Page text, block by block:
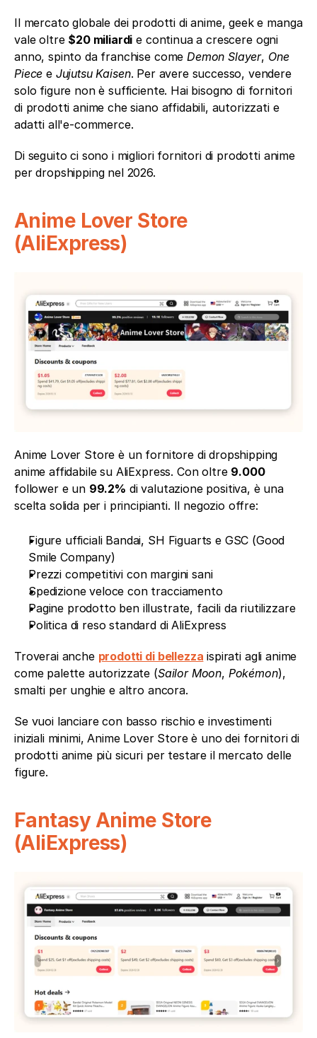
Il mercato globale dei prodotti di anime, geek e manga
vale oltre $20 miliardi e continua a crescere ogni
anno, spinto da franchise come Demon Slayer, One
Piece e Jujutsu Kaisen. Per avere successo, vendere
solo figure non è sufficiente. Hai bisogno di fornitori
di prodotti anime che siano affidabili, autorizzati e
adatti all'e-commerce.
Di seguito ci sono i migliori fornitori di prodotti anime
per dropshipping nel 2026.
Anime Lover Store
(AliExpress)
Anime Lover Store è un fornitore di dropshipping
anime affidabile su AliExpress. Con oltre
9.000
follower e un 99.2% di valutazione positiva, è una
scelta solida per i principianti. Il negozio offre:
Figure ufficiali Bandai, SH Figuarts e GSC (Good
Smile Company)
Prezzi competitivi con margini sani
Spedizione veloce con tracciamento
Pagine prodotto ben illustrate, facili da riutilizzare
Politica di reso standard di AliExpress
Troverai anche prodotti di bellezza ispirati agli anime
come palette autorizzate (Sailor Moon, Pokémon),
smalti per unghie e altro ancora.
Se vuoi lanciare con basso rischio e investimenti
iniziali minimi, Anime Lover Store è uno dei fornitori di
prodotti anime più sicuri per testare il mercato delle
figure.
Fantasy Anime Store
(AliExpress)